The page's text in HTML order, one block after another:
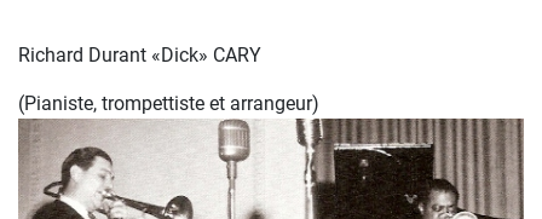
Richard Durant «Dick» CARY
(Pianiste, trompettiste et arrangeur)